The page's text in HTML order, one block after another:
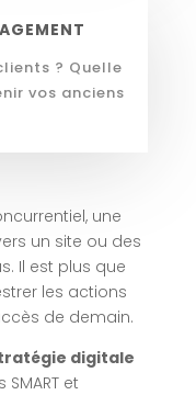
? Quelle
vos anciens
une
un site ou des
Il est plus que
les actions
de demain.
digitale
et